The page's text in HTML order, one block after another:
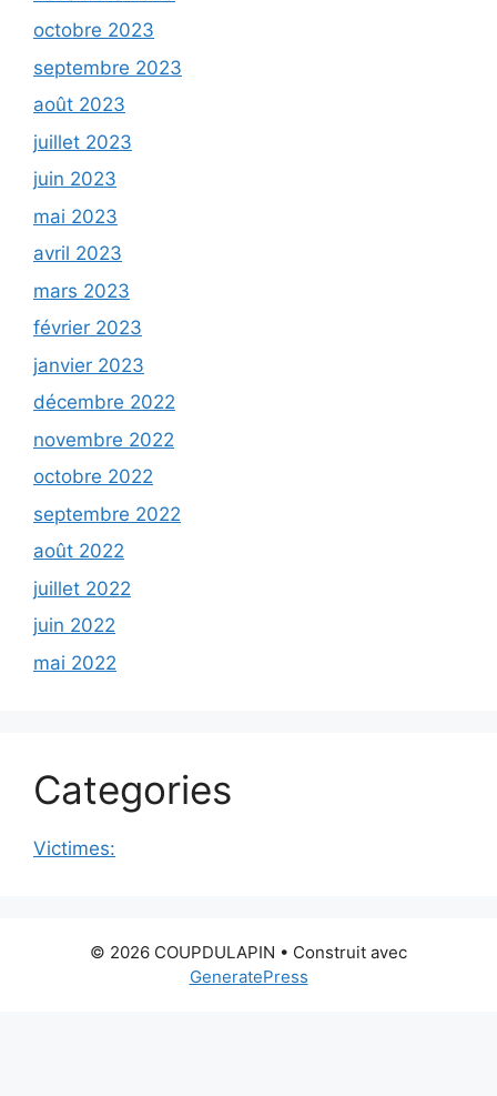
octobre 2023
septembre 2023
août 2023
juillet 2023
juin 2023
mai 2023
avril 2023
mars 2023
février 2023
janvier 2023
décembre 2022
novembre 2022
octobre 2022
septembre 2022
août 2022
juillet 2022
juin 2022
mai 2022
Categories
Victimes:
© 2026 COUPDULAPIN • Construit avec
GeneratePress